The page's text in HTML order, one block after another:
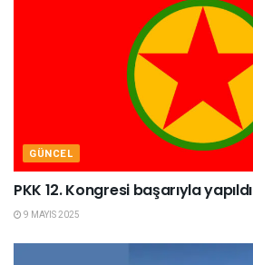
GÜNCEL
PKK 12. Kongresi başarıyla yapıldı
9 MAYIS 2025